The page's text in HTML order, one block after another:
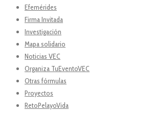
Efemérides
Firma Invitada
Investigación
Mapa solidario
Noticias VEC
Organiza TuEventoVEC
Otras fórmulas
Proyectos
RetoPelayoVida